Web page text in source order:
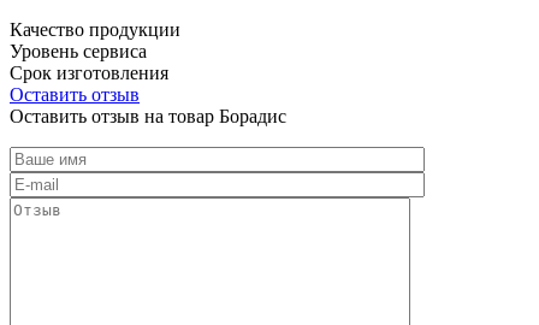
Качество продукции
Уровень сервиса
Срок изготовления
Оставить отзыв
Оставить отзыв на товар Борадис